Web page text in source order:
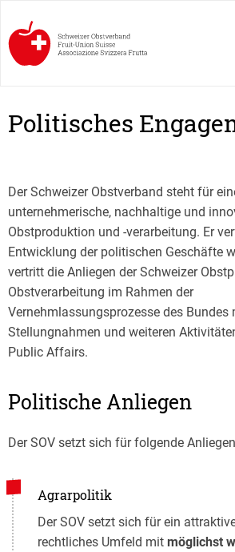
Politisches
Der Schweizer Obstverband steht für
unternehmerische, nachhaltige und
Obstproduktion und -verarbeitung. Er
Entwicklung der politischen Geschäfte
vertritt die Anliegen der Schweizer
Obstverarbeitung im Rahmen der
Vernehmlassungsprozesse des Bundes
Stellungnahmen und weiteren
Public Affairs.
Politische Anliegen
Der SOV setzt sich für folgende
Agrarpolitik
Der SOV setzt sich für ein
rechtliches Umfeld mit möglichst